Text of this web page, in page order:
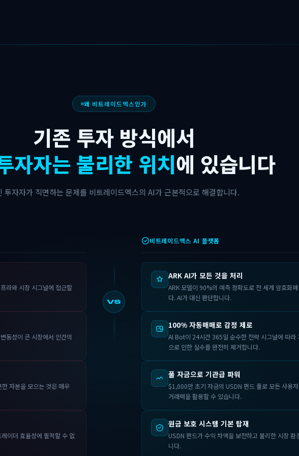
왜 비트레이드엑스인가
기존 투자 방식에서
자자는 불리한 위치에 있습니다
투자자가 직면하는 문제를 비트레이드엑스의 AI가 근본적으로 해결합니다.
라와 시장 시그널에 접근할
동성이 큰 시장에서 인간의
자본을 모으는 것은 매우
이더 효율성에 필적할 수 없
VS
비트레이드엑스 AI 플랫폼
ARK AI가 모든 것을 처리
ARK 모델이 90%의 예측 정확도로 전 세계 암호화
다. AI가 대신 판단합니다.
100% 자동매매로 감정 제로
AI Bot이 24시간 365일 순수한 전략 시그널에 따라
으로 인한 실수를 완전히 제거합니다.
풀 자금으로 기관급 파워
$1,000만 초기 자금의 USDN 펀드 풀로 모든 사용
거래력을 활용할 수 있습니다.
원금 보호 시스템 기본 탑재
USDN 펀드가 수익 차액을 보전하고 불리한 시장 환
니다.